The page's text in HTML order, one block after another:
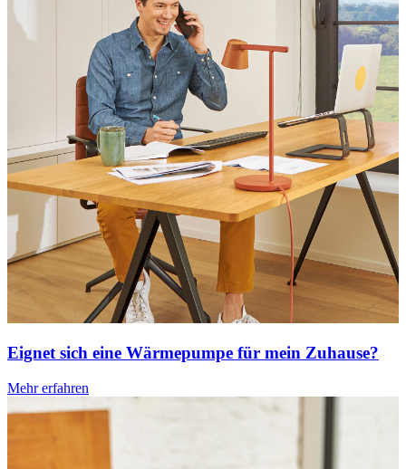
Eignet sich eine Wärmepumpe für mein Zuhause?
Mehr erfahren